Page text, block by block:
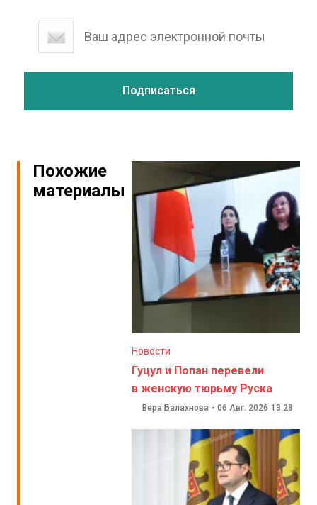
Похожие
материалы
Новости
Гуцул и Попан перевели
в женскую тюрьму Руска
Вера Балахнова - 06 Авг. 2026 13:28